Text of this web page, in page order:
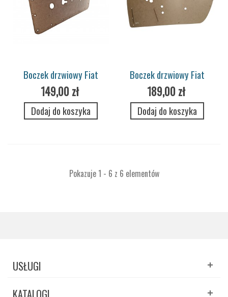
Boczek drzwiowy Fiat
850 Spider
149,00 zł
Dodaj do koszyka
Boczek drzwiowy Fiat
2300 Coupe
189,00 zł
Dodaj do koszyka
Pokazuje 1 - 6 z 6 elementów
USŁUGI
KATALOGI